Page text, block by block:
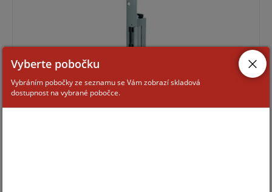
Vyberte pobočku
Vybráním pobočky ze seznamu se Vám zobrazí skladová
dostupnost na vybrané pobočce.